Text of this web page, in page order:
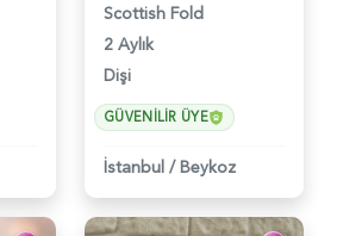
Scottish Fold
2 Aylık
Dişi
GÜVENILIR ÜYE
İstanbul / Beykoz